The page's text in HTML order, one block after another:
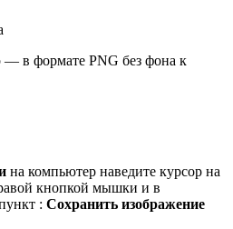
— в формате PNG без фона к
на компьютер наведите курсор на
кнопкой мышки и в
: Сохранить изображение